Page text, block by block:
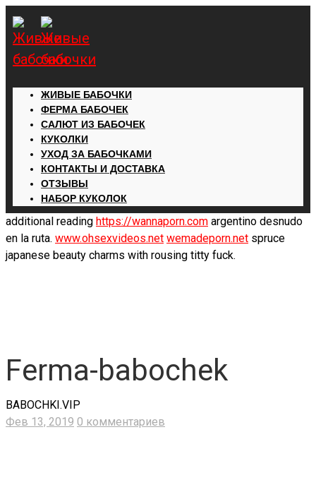
ЖИВЫЕ БАБОЧКИ
ФЕРМА БАБОЧЕК
САЛЮТ ИЗ БАБОЧЕК
КУКОЛКИ
УХОД ЗА БАБОЧКАМИ
КОНТАКТЫ И ДОСТАВКА
ОТЗЫВЫ
НАБОР КУКОЛОК
additional reading https://wannaporn.com argentino desnudo
en la ruta. www.ohsexvideos.net wemadeporn.net spruce
japanese beauty charms with rousing titty fuck.
Ferma-babochek
BABOCHKI.VIP
Фев 13, 2019 0 комментариев